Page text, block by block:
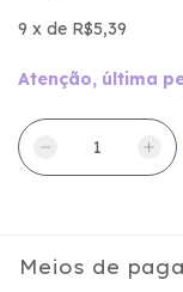
9 x de R$5,39
Atenção, última
Meios de